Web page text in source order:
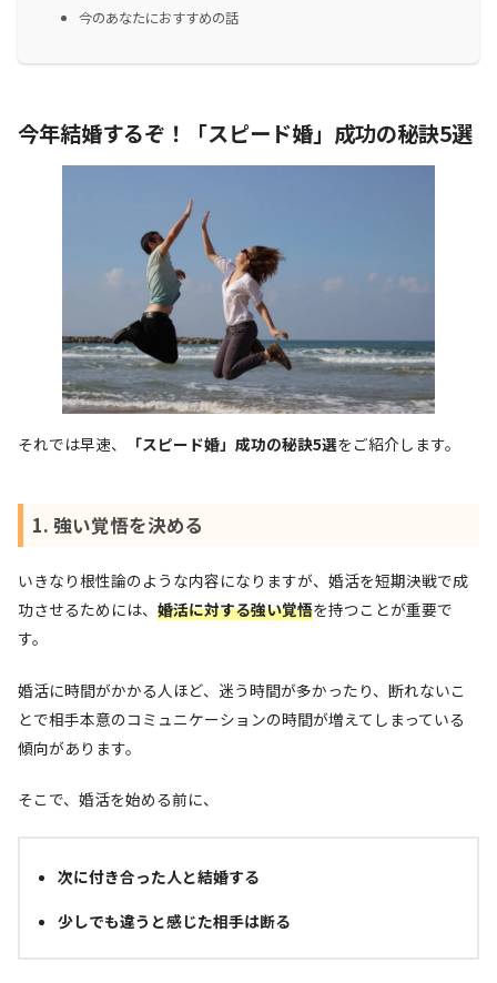
今のあなたにおすすめの話
今年結婚するぞ！「スピード婚」成功の秘訣5選
それでは早速、 「スピード婚」成功の秘訣5選をご紹介します。
1. 強い覚悟を決める
いきなり根性論のような内容になりますが、婚活を短期決戦で成
功させるためには、 婚活に対する強い覚悟を持つことが重要で
す。
婚活に時間がかかる人ほど、迷う時間が多かったり、断れないこ
とで相手本意のコミュニケーションの時間が増えてしまっている
傾向があります。
そこで、婚活を始める前に、
次に付き合った人と結婚する
少しでも違うと感じた相手は断る